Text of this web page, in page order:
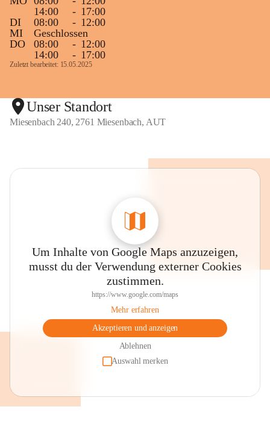
14:00
- 17:00
DI
08:00 - 12:00
MI
Geschlossen
DO
08:00 - 12:00
14:00
- 17:00
Zuletzt bearbeitet: 15.05.2025
Unser Standort
Miesenbach 240, 2761 Miesenbach, AUT
Um Inhalte von Google Maps anzuzeigen,
musst du der Verwendung externer Cookies
zustimmen.
https://www.google.com/maps
Mehr erfahren
Akzeptieren und anzeigen
Ablehnen
Auswahl merken